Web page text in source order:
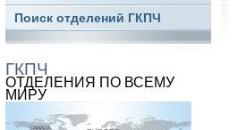
Поиск отделений ГКПЧ
ГКПЧ
ОТДЕЛЕНИЯ ПО ВСЕМУ
МИРУ